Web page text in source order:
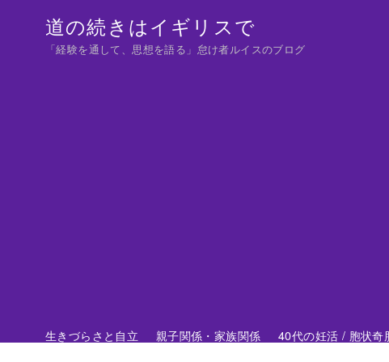
道の続きはイギリスで
「経験を通して、思想を語る」怠け者ルイスのブログ
生きづらさと自立 親子関係・家族関係 40代の妊活 / 胞状奇